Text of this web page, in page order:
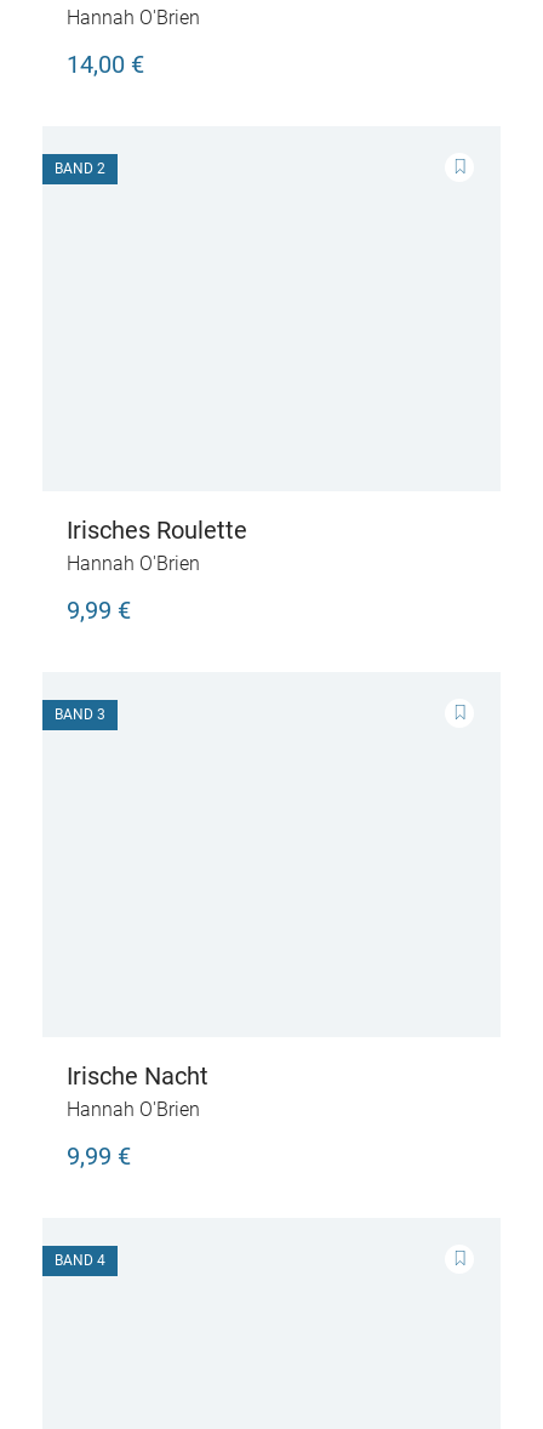
Hannah O'Brien
14,00 €
BAND 2
Irisches Roulette
Hannah O'Brien
9,99 €
BAND 3
Irische Nacht
Hannah O'Brien
9,99 €
BAND 4